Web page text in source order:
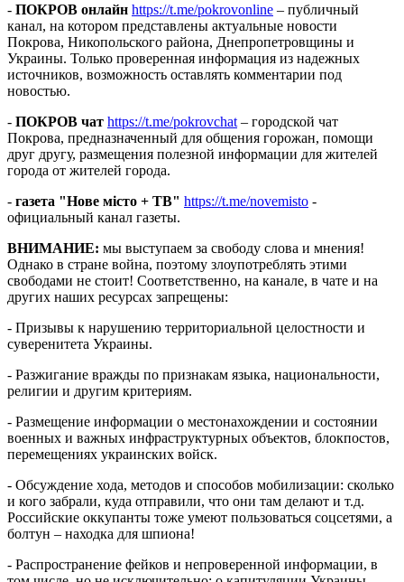
- ПОКРОВ онлайн https://t.me/pokrovonline – публичный
канал, на котором представлены актуальные новости
Покрова, Никопольского района, Днепропетровщины и
Украины. Только проверенная информация из надежных
источников, возможность оставлять комментарии под
новостью.
- ПОКРОВ чат https://t.me/pokrovchat – городской чат
Покрова, предназначенный для общения горожан, помощи
друг другу, размещения полезной информации для жителей
города от жителей города.
- газета "Нове місто + ТВ" https://t.me/novemisto -
официальный канал газеты.
ВНИМАНИЕ: мы выступаем за свободу слова и мнения!
Однако в стране война, поэтому злоупотреблять этими
свободами не стоит! Соответственно, на канале, в чате и на
других наших ресурсах запрещены:
­- Призывы к нарушению территориальной целостности и
суверенитета Украины.
- Разжигание вражды по признакам языка, национальности,
религии и другим критериям.
- Размещение информации о местонахождении и состоянии
военных и важных инфраструктурных объектов, блокпостов,
перемещениях украинских войск.
- Обсуждение хода, методов и способов мобилизации: сколько
и кого забрали, куда отправили, что они там делают и т.д.
Российские оккупанты тоже умеют пользоваться соцсетями, а
болтун – находка для шпиона!
- Распространение фейков и непроверенной информации, в